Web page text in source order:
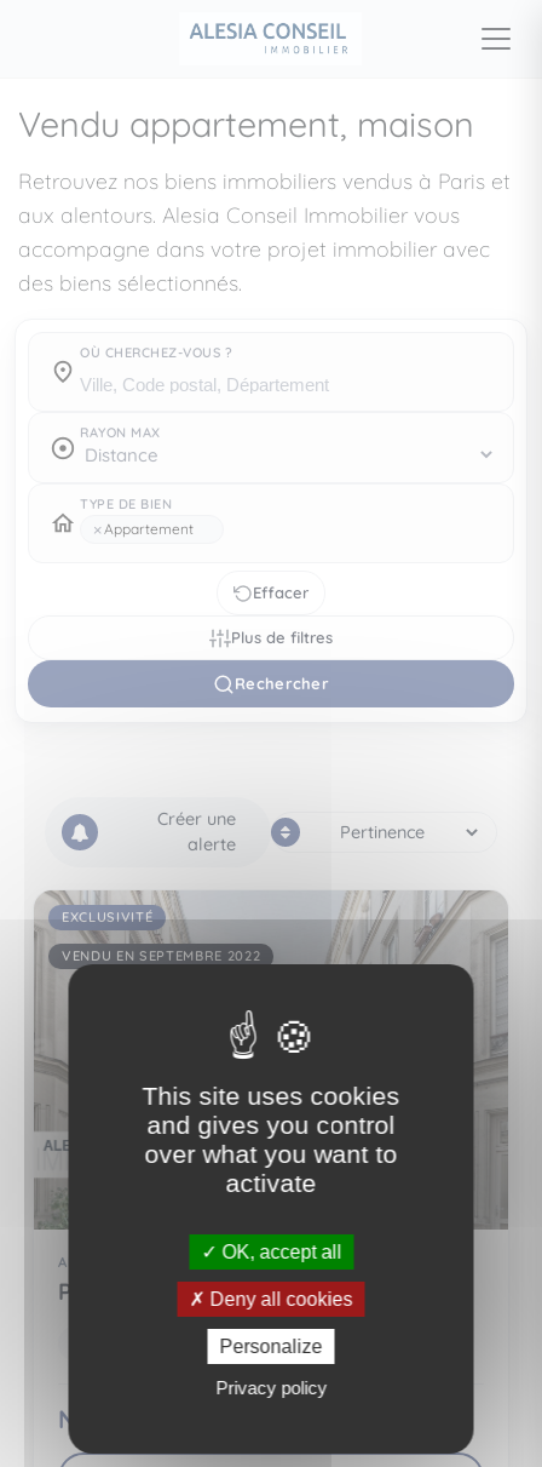
Vendu appartement, maison
Retrouvez nos biens immobiliers vendus à Paris et
aux alentours. Alesia Conseil Immobilier vous
accompagne dans votre projet immobilier avec
des biens sélectionnés.
OÙ CHERCHEZ-VOUS ?
RAYON MAX
TYPE DE BIEN
×Appartement
Effacer
Plus de filtres
Rechercher
Créer une
alerte
EXCLUSIVITÉ
VENDU EN SEPTEMBRE 2022
APPARTEMENT
PARIS 3EME ARR. (75003)
3 chambre(s)
Nous consulter
This site uses cookies
and gives you control
over what you want to
activate
OK, accept all
Deny all cookies
Personalize
Privacy policy